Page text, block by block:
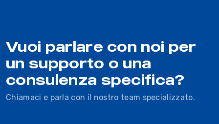
Vuoi parlare con noi per
un supporto o una
consulenza specifica?
Chiamaci e parla con il nostro team specializzato.